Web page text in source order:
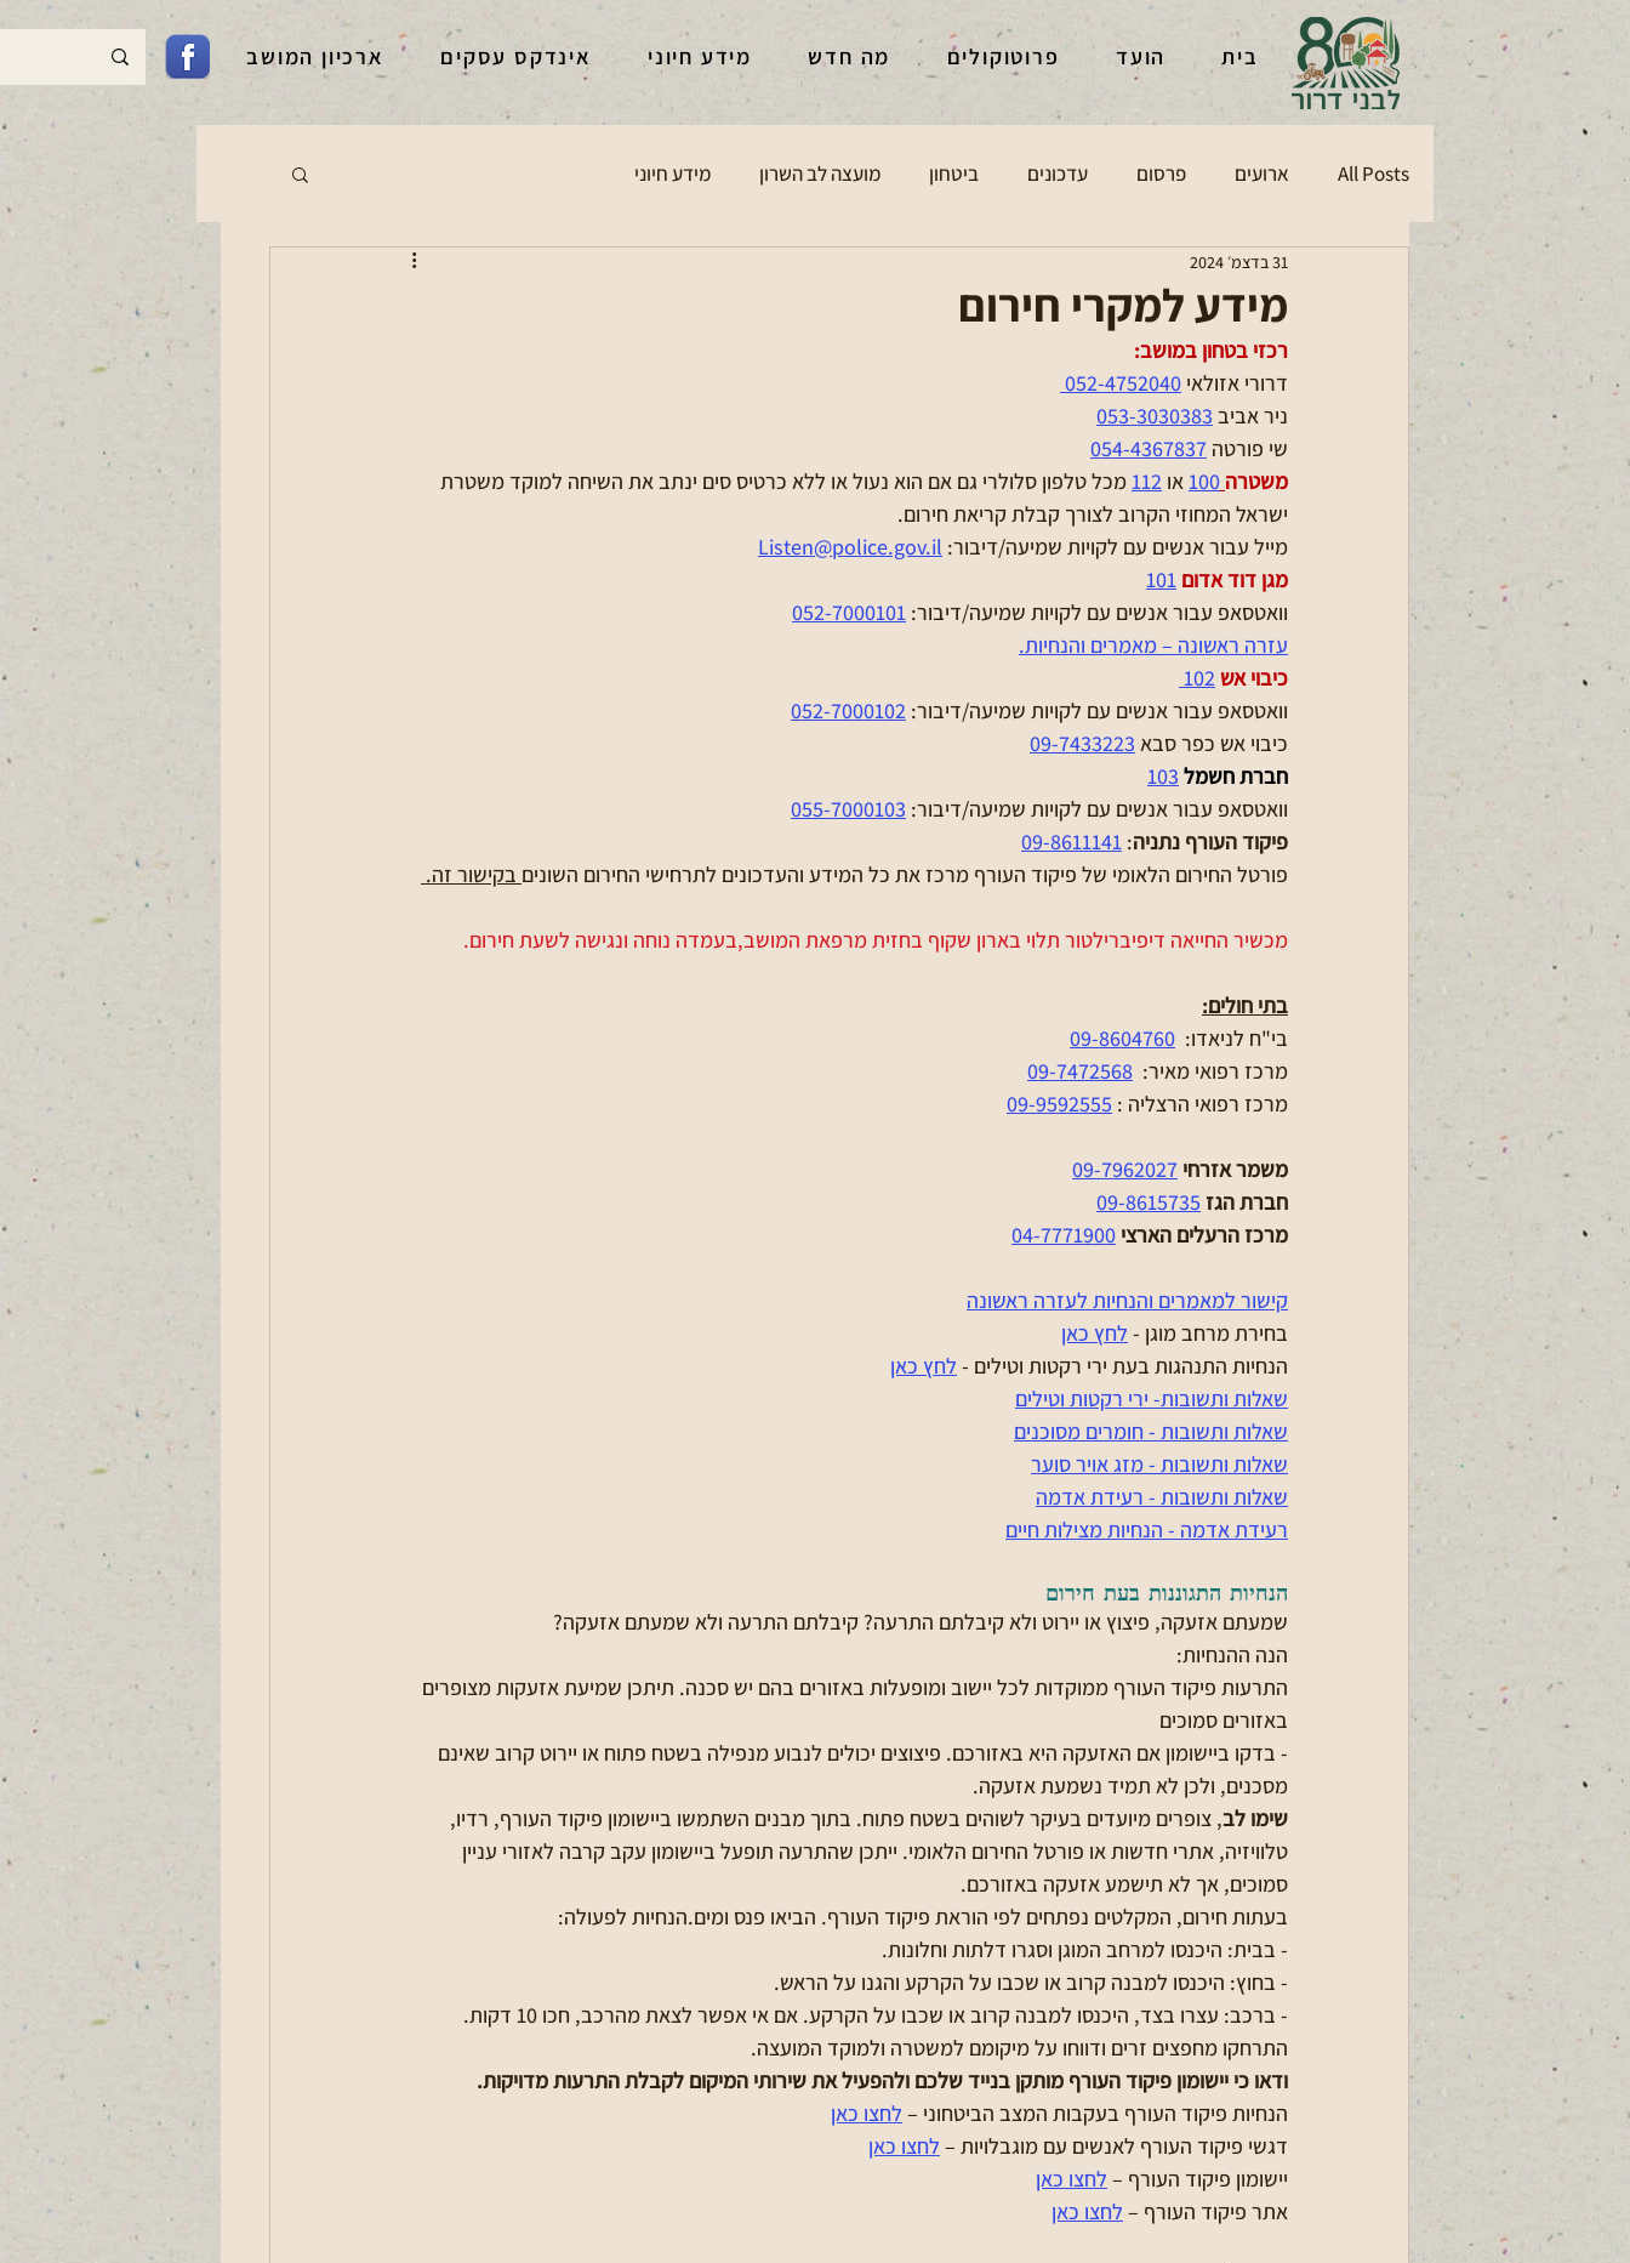
בית הועד פרוטוקולים מה חדש מידע חיוני אינדקס עסקים ארכיון המושב
All Posts ארועים פרסום עדכונים ביטחון מועצה לב השרון מידע חיוני
מידע למקרי חירום
31 בדצמ׳ 2024
רכזי בטחון במושב:
דרורי אזולאי 052-4752040
ניר אביב 053-3030383
שי פורטה 054-4367837
משטרה 100או 112 מכל טלפון סלולרי גם אם הוא נעול או ללא כרטיס סים ינתב את השיחה למוקד משטרת
ישראל המחוזי הקרוב לצורך קבלת קריאת חירום.
מייל עבור אנשים עם לקויות שמיעה/דיבור: Listen@police.gov.il
מגן דוד אדום 101
וואטסאפ עבור אנשים עם לקויות שמיעה/דיבור: 052-7000101
עזרה ראשונה – מאמרים והנחיות.
כיבוי אש102
וואטסאפ עבור אנשים עם לקויות שמיעה/דיבור: 052-7000102
כיבוי אש כפר סבא 09-7433223
חברת חשמל 103
וואטסאפ עבור אנשים עם לקויות שמיעה/דיבור: 055-7000103
פיקוד העורף נתניה:
09-8611141
פורטל החירום הלאומי של פיקוד העורף מרכז את כל המידע והעדכונים לתרחישי החירום השונים בקישור זה.
מכשיר החייאה דיפיברילטור תלוי בארון שקוף בחזית מרפאת המושב,בעמדה נוחה ונגישה לשעת חירום.
בתי חולים:
בי"ח לניאדו: 09-8604760
מרכז רפואי מאיר: 09-7472568
מרכז רפואי הרצליה : 09-9592555
משמר אזרחי 09-7962027
חברת הגז 09-8615735
מרכז הרעלים הארצי 04-7771900
קישור למאמרים והנחיות לעזרה ראשונה
בחירת מרחב מוגן - לחץ כאן
הנחיות התנהגות בעת ירי רקטות וטילים - לחץ כאן
שאלות ותשובות- ירי רקטות וטילים
שאלות ותשובות - חומרים מסוכנים
שאלות ותשובות - מזג אויר סוער
שאלות ותשובות - רעידת אדמה
רעידת אדמה - הנחיות מצילות חיים
הנחיות התגוננות בעת חירום
שמעתם אזעקה, פיצוץ או יירוט ולא קיבלתם התרעה? קיבלתם התרעה ולא שמעתם אזעקה?
הנה ההנחיות:
התרעות פיקוד העורף ממוקדות לכל יישוב ומופעלות באזורים בהם יש סכנה. תיתכן שמיעת אזעקות מצופרים
באזורים סמוכים
- בדקו ביישומון אם האזעקה היא באזורכם. פיצוצים יכולים לנבוע מנפילה בשטח פתוח או יירוט קרוב שאינם
מסכנים, ולכן לא תמיד נשמעת אזעקה.
שימו לב, צופרים מיועדים בעיקר לשוהים בשטח פתוח. בתוך מבנים השתמשו ביישומון פיקוד העורף, רדיו,
טלוויזיה, אתרי חדשות או פורטל החירום הלאומי. ייתכן שהתרעה תופעל ביישומון עקב קרבה לאזורי עניין
סמוכים, אך לא תישמע אזעקה באזורכם.
בעתות חירום, המקלטים נפתחים לפי הוראת פיקוד העורף. הביאו פנס ומים.הנחיות לפעולה:
- בבית: היכנסו למרחב המוגן וסגרו דלתות וחלונות.
- בחוץ: היכנסו למבנה קרוב או שכבו על הקרקע והגנו על הראש.
- ברכב: עצרו בצד, היכנסו למבנה קרוב או שכבו על הקרקע. אם אי אפשר לצאת מהרכב, חכו 10 דקות.
התרחקו מחפצים זרים ודווחו על מיקומם למשטרה ולמוקד המועצה.
ודאו כי יישומון פיקוד העורף מותקן בנייד שלכם ולהפעיל את שירותי המיקום לקבלת התרעות מדויקות.
הנחיות פיקוד העורף בעקבות המצב הביטחוני – לחצו כאן
דגשי פיקוד העורף לאנשים עם מוגבלויות – לחצו כאן
יישומון פיקוד העורף – לחצו כאן
אתר פיקוד העורף – לחצו כאן